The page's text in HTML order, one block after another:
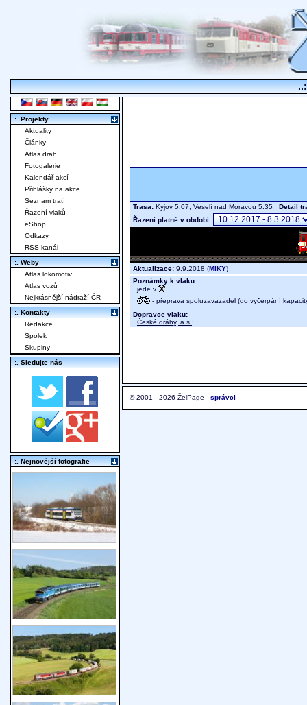
Trasa: Kyjov 5.07, Veselí nad Moravou 5.35 Detail
Řazení platné v období:
Aktualizace: 9.9.2018 (MIKY)
Poznámky k vlaku:
jede v
- přeprava spoluzavazadel (do vyčerpání
Dopravce vlaku:
České dráhy, a.s. ;
© 2001 - 2026 ŽelPage - správci
:. Projekty
Aktuality
Články
Atlas drah
Fotogalerie
Kalendář akcí
Přihlášky na akce
Seznam tratí
Řazení vlaků
eShop
Odkazy
RSS kanál
:. Weby
Atlas lokomotiv
Atlas vozů
Nejkrásnější nádraží ČR
:. Kontakty
Redakce
Spolek
Skupiny
:. Sledujte nás
:. Nejnovější fotografie